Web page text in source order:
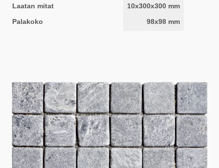
Laatan mitat
10x300x300 mm
Palakoko
98x98 mm